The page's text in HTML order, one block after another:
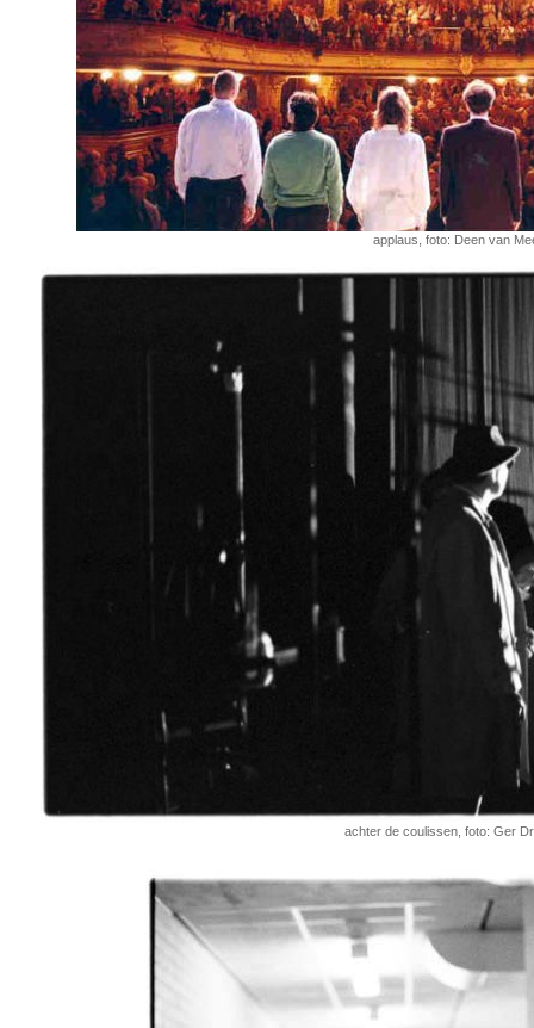
applaus, foto: Deen van
achter de coulissen, foto: Ger